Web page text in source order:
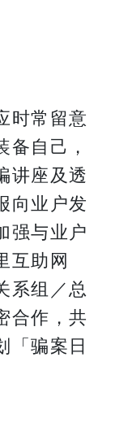
时常留意
自己，
讲座及透
向业户发
强与业户
互助网
系组／总
合作，共
「骗案日